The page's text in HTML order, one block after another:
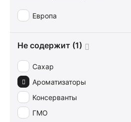
Европа
Не содержит (1)
Сахар
Ароматизаторы
Консерванты
ГМО